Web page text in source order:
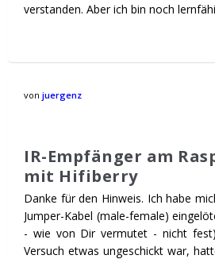
verstanden. Aber ich bin noch
von juergenz
IR-Empfänger am
mit Hifiberry
Danke für den Hinweis. Ich habe
Jumper-Kabel (male-female)
- wie von Dir vermutet - nicht
Versuch etwas ungeschickt war,